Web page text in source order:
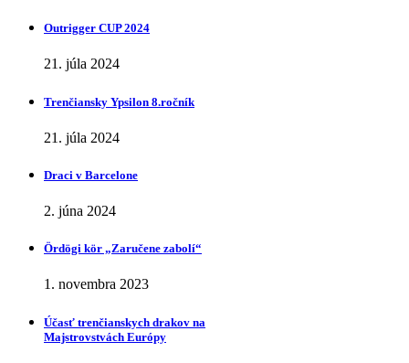
Outrigger CUP 2024
21. júla 2024
Trenčiansky Ypsilon 8.ročník
21. júla 2024
Draci v Barcelone
2. júna 2024
Ӧrdӧgi kӧr „Zaručene zabolí“
1. novembra 2023
Účasť trenčianskych drakov na
Majstrovstvách Európy